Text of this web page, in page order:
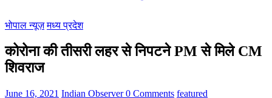
भोपाल न्यूज़ मध्य प्रदेश
कोरोना की तीसरी लहर से निपटने PM से मिले CM
शिवराज
June 16, 2021 Indian Observer0 Comments featured